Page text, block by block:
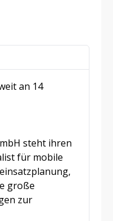
an 14
steht ihren
für mobile
große
zur